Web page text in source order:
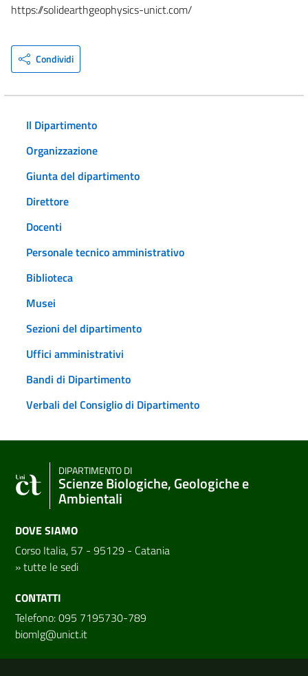
https://solidearthgeophysics-unict.com/
Condividi
Il Dipartimento
Organizzazione
Giunta del dipartimento
Direttore
Docenti
Personale tecnico amministrativo
Biblioteca
Musei
Sezioni del dipartimento
Uffici amministrativi
Bandi di Dipartimento
Verbali del Consiglio di Dipartimento
DIPARTIMENTO DI
Scienze Biologiche, Geologiche e
Ambientali
DOVE SIAMO
Corso Italia, 57 - 95129 - Catania
»tutte le sedi
CONTATTI
Telefono: 095 7195730-789
biomlg@unict.it
Link e informazioni utili